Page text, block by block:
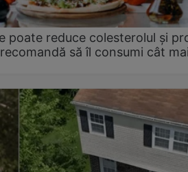
poate reduce colesterolul și
să îl consumi cât